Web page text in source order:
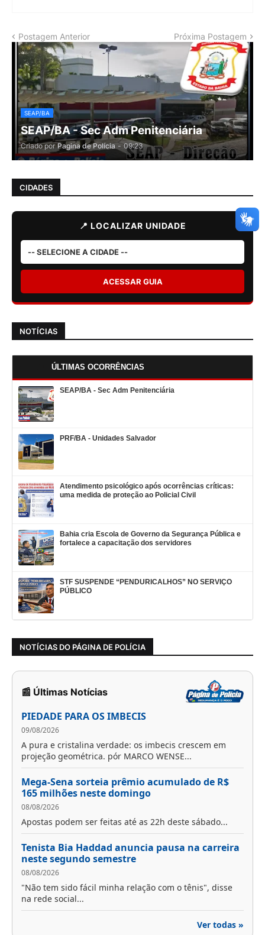
Postagem Anterior Próxima Postagem
SEAP/BA
SEAP/BA - Sec Adm Penitenciária
Criado por Pagina de Polícia - 09:23
CIDADES
📍 LOCALIZAR UNIDADE
ACESSAR GUIA
NOTÍCIAS
ÚLTIMAS OCORRÊNCIAS
SEAP/BA - Sec Adm Penitenciária
PRF/BA - Unidades Salvador
Atendimento psicológico após ocorrências críticas:
uma medida de proteção ao Policial Civil
Bahia cria Escola de Governo da Segurança Pública e
fortalece a capacitação dos servidores
STF SUSPENDE “PENDURICALHOS” NO SERVIÇO
PÚBLICO
NOTÍCIAS DO PÁGINA DE POLÍCIA
📰 Últimas Notícias
PIEDADE PARA OS IMBECIS
09/08/2026
A pura e cristalina verdade: os imbecis crescem em
projeção geométrica. pór MARCO WENSE...
Mega-Sena sorteia prêmio acumulado de R$
165 milhões neste domingo
08/08/2026
Apostas podem ser feitas até as 22h deste sábado...
Tenista Bia Haddad anuncia pausa na carreira
neste segundo semestre
08/08/2026
"Não tem sido fácil minha relação com o tênis", disse
na rede social...
Ver todas »